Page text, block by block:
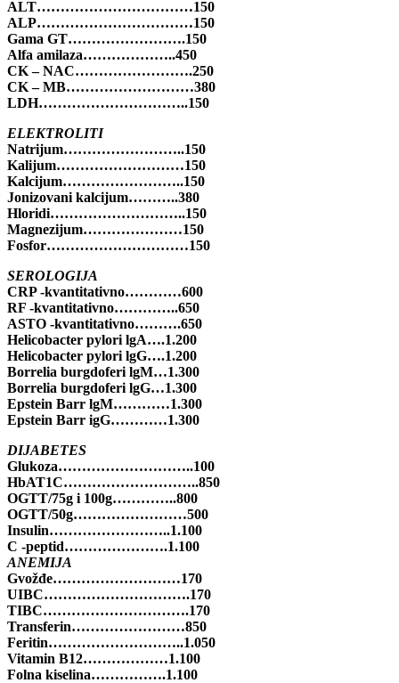
ALT……………………………150
ALP……………………………150
Gama GT…………………….150
Alfa amilaza………………..450
CK – NAC…………………….250
CK – MB………………………380
LDH…………………………..150
ELEKTROLITI
Natrijum……………………..150
Kalijum………………………150
Kalcijum……………………..150
Jonizovani kalcijum………..380
Hloridi………………………..150
Magnezijum…………………150
Fosfor…………………………150
SEROLOGIJA
CRP -kvantitativno…………600
RF -kvantitativno…………..650
ASTO -kvantitativno……….650
Helicobacter pylori lgA….1.200
Helicobacter pylori lgG….1.200
Borrelia burgdoferi lgM…1.300
Borrelia burgdoferi lgG…1.300
Epstein Barr lgM…………1.300
Epstein Barr igG…………1.300
DIJABETES
Glukoza………………………..100
HbAT1C………………………..850
OGTT/75g i 100g…………..800
OGTT/50g……………………500
Insulin……………………..1.100
C -peptid………………….1.100
ANEMIJA
Gvožđe………………………170
UIBC………………………….170
TIBC………………………….170
Transferin……………………850
Feritin………………………..1.050
Vitamin B12………………1.100
Folna kiselina…………….1.100